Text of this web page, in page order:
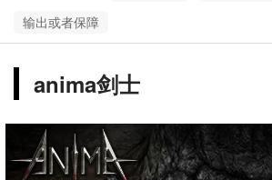
输出或者保障
anima剑士